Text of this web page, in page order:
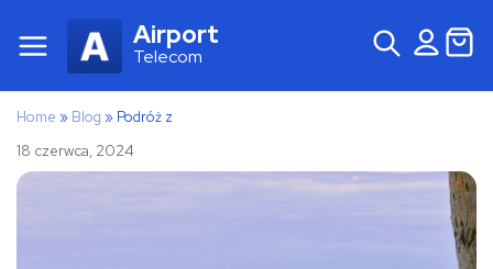
Airport
Telecom
Home » Blog » Podróż z
18 czerwca, 2024